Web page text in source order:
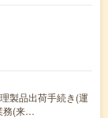
製品出荷手続き(運
務(来…